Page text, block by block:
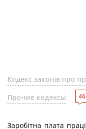
Кодекс законів про
Прочие кодексы
Заробітна плата